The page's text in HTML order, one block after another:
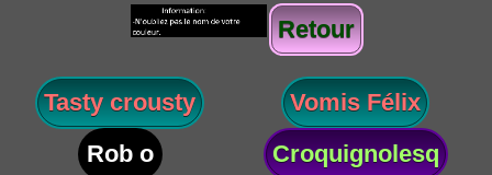
Retour
Tasty crousty
Vomis Félix
Rob o
Croquignolesq